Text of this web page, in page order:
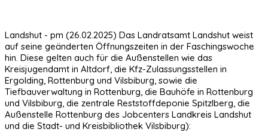
Landshut - pm (26.02.2025) Das Landratsamt Landshut weist
auf seine geänderten Öffnungszeiten in der Faschingswoche
hin. Diese gelten auch für die Außenstellen wie das
Kreisjugendamt in Altdorf, die Kfz-Zulassungsstellen in
Ergolding, Rottenburg und Vilsbiburg, sowie die
Tiefbauverwaltung in Rottenburg, die Bauhöfe in Rottenburg
und Vilsbiburg, die zentrale Reststoffdeponie Spitzlberg, die
Außenstelle Rottenburg des Jobcenters Landkreis Landshut
und die Stadt- und Kreisbibliothek Vilsbiburg):